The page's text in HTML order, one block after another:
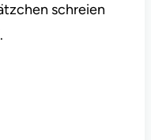
schreien